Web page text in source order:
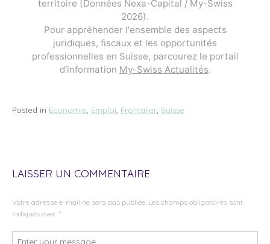
territoire (Données Nexa-Capital / My-Swiss
2026).
Pour appréhender l'ensemble des aspects
juridiques, fiscaux et les opportunités
professionnelles en Suisse, parcourez le portail
d'information My-Swiss Actualités.
Posted in Economie, Emploi, Frontalier, Suisse
LAISSER UN COMMENTAIRE
Votre adresse e-mail ne sera pas publiée. Les champs obligatoires sont
indiqués avec *
Commentaire